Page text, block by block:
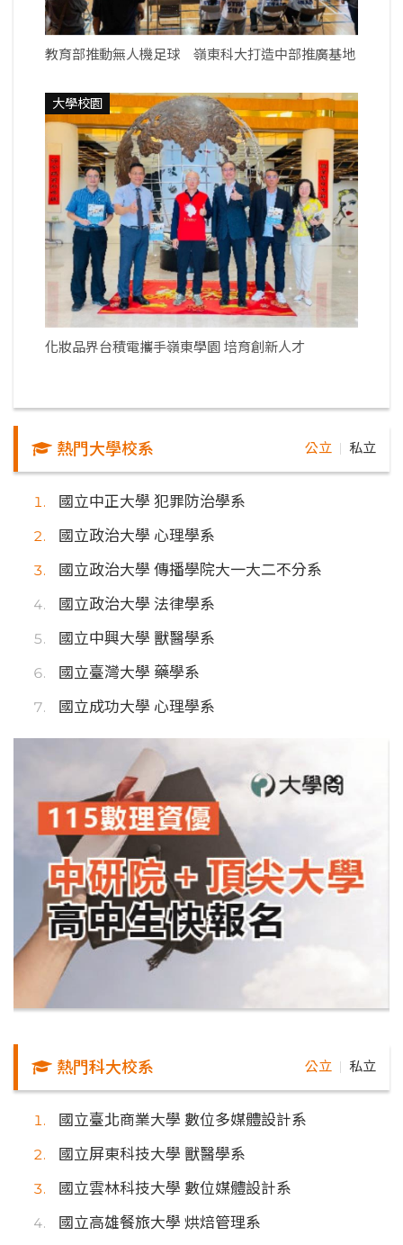
教育部推動無人機足球 嶺東科大打造中部推廣基地
大學校園
化妝品界台積電攜手嶺東學園 培育創新人才
熱門大學校系 公立 私立
國立中正大學 犯罪防治學系
國立政治大學 心理學系
國立政治大學 傳播學院大一大二不分系
國立政治大學 法律學系
國立中興大學 獸醫學系
國立臺灣大學 藥學系
國立成功大學 心理學系
熱門科大校系 公立 私立
國立臺北商業大學 數位多媒體設計系
國立屏東科技大學 獸醫學系
國立雲林科技大學 數位媒體設計系
國立高雄餐旅大學 烘焙管理系